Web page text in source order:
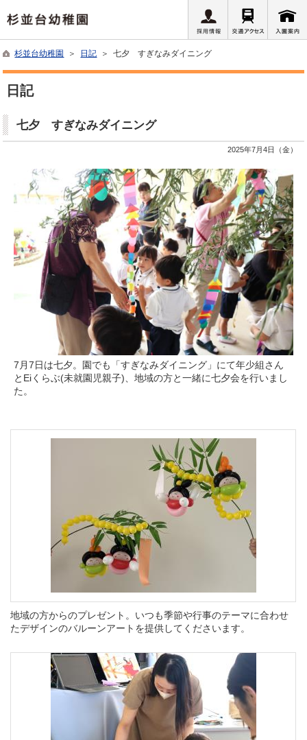
杉並台幼稚園 ＞ 日記 ＞ 七夕 すぎなみダイニング
日記
七夕 すぎなみダイニング
2025年7月4日（金）
7月7日は七夕。園でも「すぎなみダイニング」にて年少組さん
とEiくらぶ(未就園児親子)、地域の方と一緒に七夕会を行いまし
た。
地域の方からのプレゼント。いつも季節や行事のテーマに合わせ
たデザインのバルーンアートを提供してくださいます。